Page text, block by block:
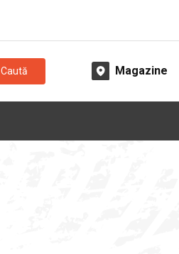
Caută Magazine